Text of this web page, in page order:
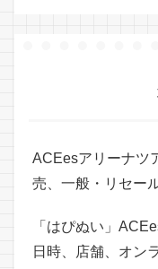
ACEesアリーナツ
売、一般・リセー
「はぴぬい」
日時、店舗、オン